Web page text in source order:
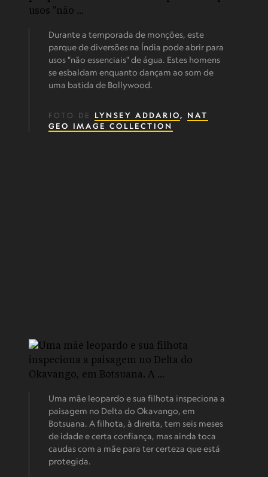
Durante a temporada de monções, este
parque de diversões na Índia pode abrir para
usos "não essenciais" de água. Estes homens
se esbaldam enquanto dançam ao som de
uma batida de Bollywood.
FOTO DE LYNSEY ADDARIO, NAT
GEO IMAGE COLLECTION
Uma mãe leopardo e sua filhota inspeciona a
paisagem no Delta do Okavango, em
Botsuana. A filhota, à direita, tem seis meses
de idade e certa confiança, mas ainda toca
caudas com a mãe para ter certeza que está
protegida.